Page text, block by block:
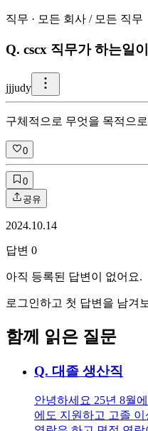
직무 · 모든 회사 / 모든 직무
Q. cscx 직무가 하는일
jjjudy
구체적으로 무엇을 목적으
0
0
공유
2024.10.14
답변 0
아직 등록된 답변이 없어요.
로그인하고 첫 답변을 남겨
함께 읽은 질문
Q. 대졸 생산직
안녕하세요 25년 8월
에도 지원하고 고졸